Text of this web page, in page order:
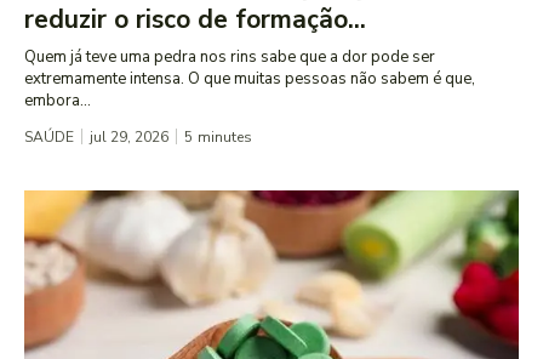
reduzir o risco de formação...
Quem já teve uma pedra nos rins sabe que a dor pode ser
extremamente intensa. O que muitas pessoas não sabem é que,
embora...
SAÚDE jul 29, 2026 5 minutes